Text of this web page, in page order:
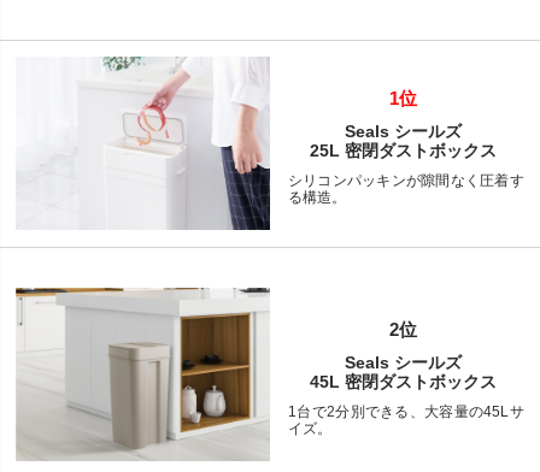
1位
Seals シールズ
25L 密閉ダストボックス
シリコンパッキンが隙間なく圧着す
る構造。
2位
Seals シールズ
45L 密閉ダストボックス
1台で2分別できる、大容量の45Lサ
イズ。